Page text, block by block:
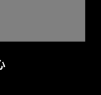
紀視覺